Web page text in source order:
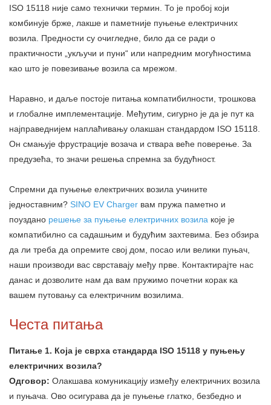
ISO 15118 није само технички термин. То је пробој који
комбинује брже, лакше и паметније пуњење електричних
возила. Предности су очигледне, било да се ради о
практичности „укључи и пуни“ или напредним могућностима
као што је повезивање возила са мрежом.
Наравно, и даље постоје питања компатибилности, трошкова
и глобалне имплементације. Међутим, сигурно је да је пут ка
најправеднијем наплаћивању олакшан стандардом ISO 15118.
Он смањује фрустрације возача и ствара веће поверење. За
предузећа, то значи решења спремна за будућност.
Спремни да пуњење електричних возила учините
једноставним? SINO EV Charger вам пружа паметно и
поуздано решење за пуњење електричних возила које је
компатибилно са садашњим и будућим захтевима. Без обзира
да ли треба да опремите свој дом, посао или велики пуњач,
наши производи вас сврставају међу прве. Контактирајте нас
данас и дозволите нам да вам пружимо почетни корак ка
вашем путовању са електричним возилима.
Честа питања
Питање 1. Која је сврха стандарда ISO 15118 у пуњењу
електричних возила?
Одговор: Олакшава комуникацију између електричних возила
и пуњача. Ово осигурава да је пуњење глатко, безбедно и